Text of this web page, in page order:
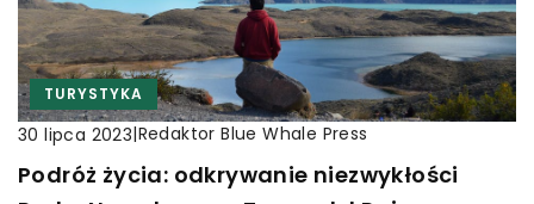
TURYSTYKA
30 lipca 2023|Redaktor Blue Whale Press
Podróż życia: odkrywanie niezwykłości